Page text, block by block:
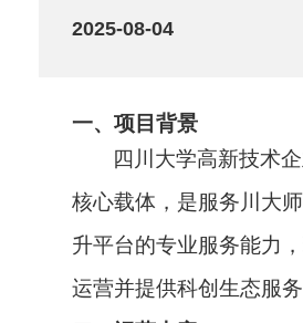
2025-08-04
一、项目背景
四川大学高新技术
核心载体，是服务川大
升平台的专业服务能力
运营并提供科创生态服务